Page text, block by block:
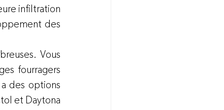
infiltration
des
Vous
fourragers
des options
et Daytona